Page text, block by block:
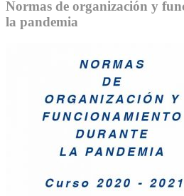
Normas de organización y
la pandemia